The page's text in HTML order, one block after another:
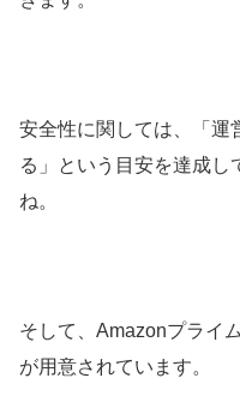
安全性に関しては、「運
る」という目安を達成し
ね。
そして、Amazonプライ
が用意されています。